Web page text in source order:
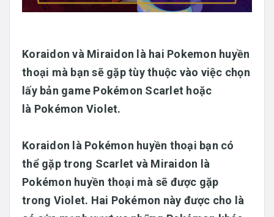
Koraidon và Miraidon là hai Pokemon huyền
thoại mà bạn sẽ gặp tùy thuộc vào việc chọn
lấy bản game Pokémon Scarlet hoặc
là Pokémon Violet.
Koraidon là Pokémon huyền thoại bạn có
thể gặp trong Scarlet và Miraidon là
Pokémon huyền thoại mà sẽ được gặp
trong Violet. Hai Pokémon này được cho là